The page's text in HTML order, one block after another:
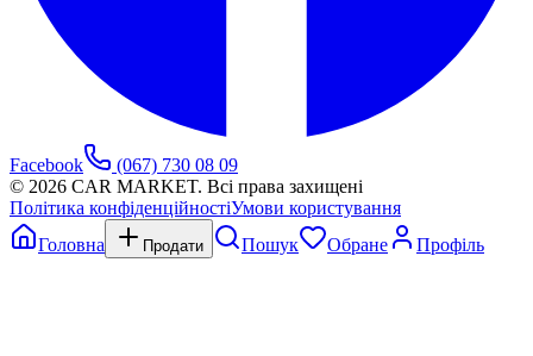
Facebook
(067) 730 08 09
© 2026 CAR MARKET. Всі права захищені
Політика конфіденційностіУмови користування
Головна
Продати Пошук Обране Профіль